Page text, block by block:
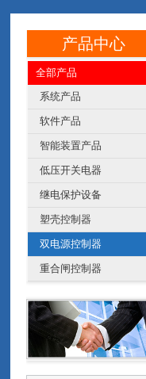
产品中心
全部产品
系统产品
软件产品
智能装置产品
低压开关电器
继电保护设备
塑壳控制器
双电源控制器
重合闸控制器